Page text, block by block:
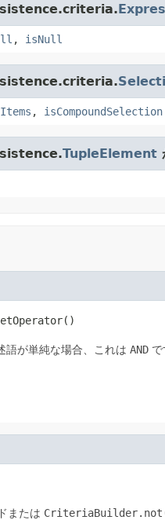
, isNull
, isCompoundSelection
TupleElement
語が単純な場合、これは AND で
または